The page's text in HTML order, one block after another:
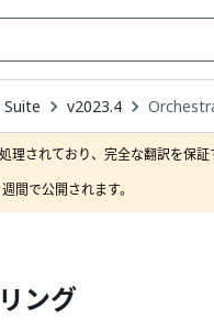
v2023.4
理されており、完全な翻訳を保証
間で公開されます。
ング